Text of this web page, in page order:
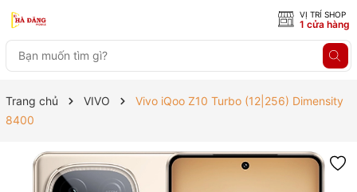
VỊ TRÍ SHOP
1 cửa hàng
Trang chủ VIVO
Vivo iQoo Z10 Turbo (12|256) Dimensity
8400